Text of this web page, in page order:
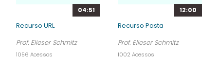
04:51
Recurso URL
Prof. Elieser Schmitz
1056 Acessos
12:00
Recurso Pasta
Prof. Elieser Schmitz
1002 Acessos